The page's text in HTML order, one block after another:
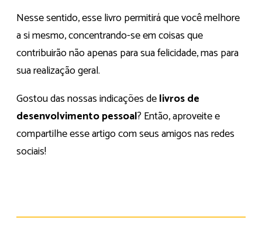
Nesse sentido, esse livro permitirá que você melhore
a si mesmo, concentrando-se em coisas que
contribuirão não apenas para sua felicidade, mas para
sua realização geral.
Gostou das nossas indicações delivros de
desenvolvimento pessoal? Então, aproveite e
compartilhe esse artigo com seus amigos nas redes
sociais!